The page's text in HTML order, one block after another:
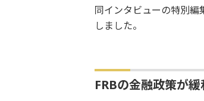
同インタビューの特別
しました。
FRBの金融政策が